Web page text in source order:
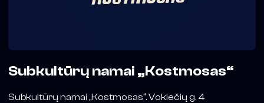
Subkultūrų namai „Kostmosas“
Subkultūrų namai „Kostmosas“. Vokiečių g. 4